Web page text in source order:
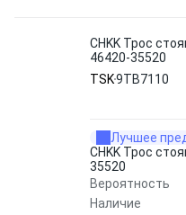
CHKK Трос
46420-35520
TSK9TB7110
Лучшее
CHKK Трос
35520
Вероятность
Наличие